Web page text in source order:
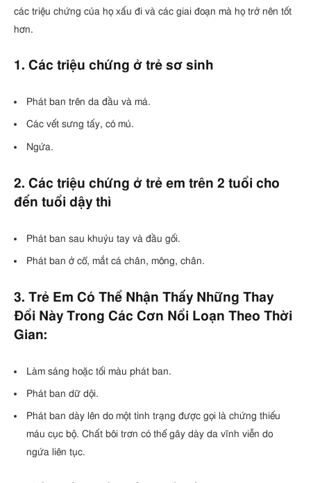
các triệu chứng của họ xấu đi và các giai đoạn mà họ trở nên tốt
hơn.
1. Các triệu chứng ở trẻ sơ sinh
Phát ban trên da đầu và má.
Các vết sưng tấy, có mủ.
Ngứa.
2. Các triệu chứng ở trẻ em trên 2 tuổi cho
đến tuổi dậy thì
Phát ban sau khuỷu tay và đầu gối.
Phát ban ở cổ, mắt cá chân, mông, chân.
3. Trẻ Em Có Thể Nhận Thấy Những Thay
Đổi Này Trong Các Cơn Nổi Loạn Theo Thời
Gian:
Làm sáng hoặc tối màu phát ban.
Phát ban dữ dội.
Phát ban dày lên do một tình trạng được gọi là chứng thiếu
máu cục bộ. Chất bôi trơn có thể gây dày da vĩnh viễn do
ngứa liên tục.